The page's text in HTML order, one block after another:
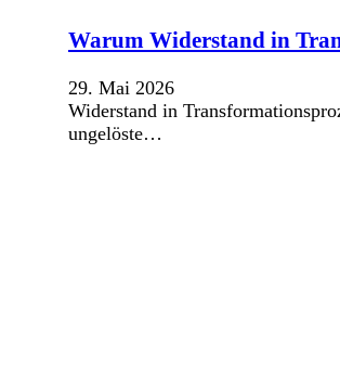
Warum Widerstand in
29. Mai 2026
Widerstand in
ungelöste…